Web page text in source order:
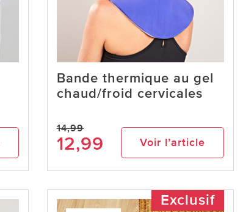
Bande thermique au gel
chaud/froid cervicales
14,99
12,99 Voir l’article
Exclusif